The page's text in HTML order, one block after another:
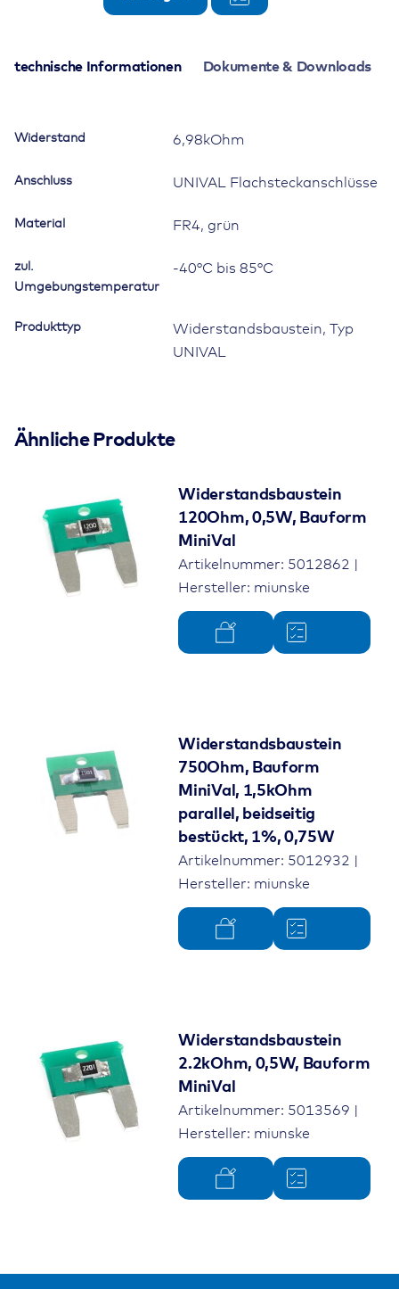
0.6
Menge
technische Informationen Dokumente & Downloads
Widerstand 6,98kOhm
Anschluss UNIVAL Flachsteckanschlüsse
Material FR4, grün
zul.
Umgebungstemperatur
-40°C bis 85°C
Produkttyp
Widerstandsbaustein, Typ
UNIVAL
Ähnliche Produkte
Widerstandsbaustein
120Ohm, 0,5W, Bauform
MiniVal
Artikelnummer: 5012862 |
Hersteller: miunske
Widerstandsbaustein
750Ohm, Bauform
MiniVal, 1,5kOhm
parallel, beidseitig
bestückt, 1%, 0,75W
Artikelnummer: 5012932 |
Hersteller: miunske
Widerstandsbaustein
2.2kOhm, 0,5W, Bauform
MiniVal
Artikelnummer: 5013569 |
Hersteller: miunske